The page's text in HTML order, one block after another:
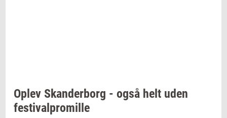
Oplev Skan­der­borg - også helt uden
festi­val­pro­mil­le